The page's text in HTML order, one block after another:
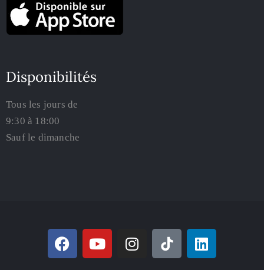
Disponibilités
Tous les jours de
9:30 à 18:00
Sauf le dimanche